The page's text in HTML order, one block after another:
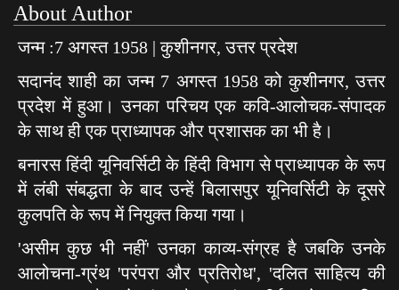
About Author
जन्म :7 अगस्त 1958 | कुशीनगर, उत्तर प्रदेश
सदानंद शाही का जन्म 7 अगस्त 1958 को कुशीनगर, उत्तर
प्रदेश में हुआ। उनका परिचय एक कवि-आलोचक-संपादक
के साथ ही एक प्राध्यापक और प्रशासक का भी है।
बनारस हिंदी यूनिवर्सिटी के हिंदी विभाग से प्राध्यापक के रूप
में लंबी संबद्धता के बाद उन्हें बिलासपुर यूनिवर्सिटी के दूसरे
कुलपति के रूप में नियुक्त किया गया।
'असीम कुछ भी नहीं' उनका काव्य-संग्रह है जबकि उनके
आलोचना-ग्रंथ 'परंपरा और प्रतिरोध', 'दलित साहित्य की